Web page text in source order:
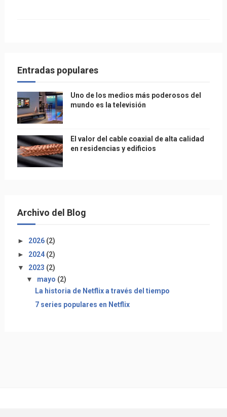
Entradas populares
Uno de los medios más poderosos del
mundo es la televisión
El valor del cable coaxial de alta calidad
en residencias y edificios
Archivo del Blog
► 2026 (2)
► 2024 (2)
▼ 2023 (2)
▼ mayo (2)
La historia de Netflix a través del tiempo
7 series populares en Netflix